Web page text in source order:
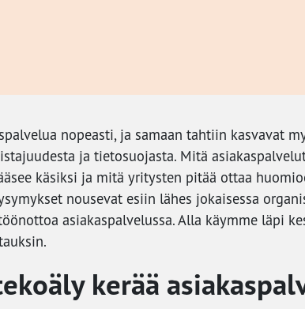
nopeasti, ja samaan tahtiin kasvavat
ja tietosuojasta. Mitä
käsiksi ja mitä yritysten pitää ottaa
nousevat esiin lähes jokaisessa
asiakaspalvelussa. Alla käymme läpi
kerää